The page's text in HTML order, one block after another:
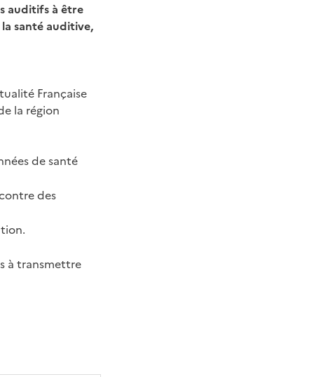
auditifs à être
santé auditive,
Française
la région
de santé
des
à transmettre